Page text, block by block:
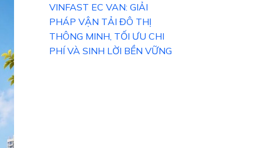
VINFAST EC VAN: GIẢI
PHÁP VẬN TẢI ĐÔ THỊ
THÔNG MINH, TỐI ƯU CHI
PHÍ VÀ SINH LỜI BỀN VỮNG